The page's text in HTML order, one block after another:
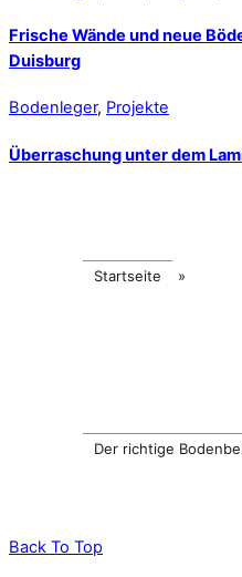
Frische Wände und neue
Duisburg
Bodenleger, Projekte
Überraschung unter dem
Startseite »
Der richtige
Back To Top